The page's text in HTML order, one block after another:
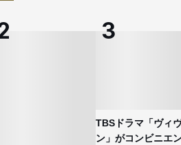
TBSドラマ「ヴィ
ン」がコンビニエ